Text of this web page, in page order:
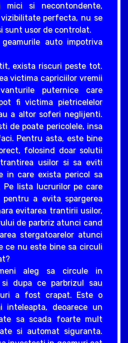
mici si necontondente,
perfecta, nu se
sunt usor de controlat.
auto impotriva
exista riscuri peste tot.
victima capriciilor vremii
puternice care
fi victima pietricelelor
a altor soferi neglijenti.
de poate pericolele, insa
Pentru asta, este bine
folosind doar solutii
usilor si sa eviti
in care exista pericol sa
Pe lista lucrurilor pe care
a evita spargerea
evitarea trantirii usilor,
de parbriz atunci cand
stergatoarelor atunci
ce nu este bine sa circuli
aleg sa circule in
dupa ce parbrizul sau
a fost crapat. Este o
inteleapta, deoarece un
sa scada foarte mult
si automat siguranta.